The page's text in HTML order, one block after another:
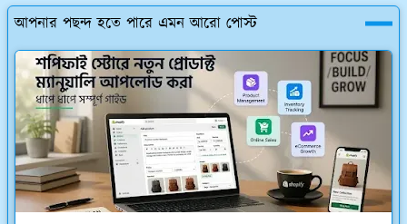
আপনার পছন্দ হতে পারে এমন আরো পোস্ট